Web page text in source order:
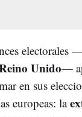
electorales
Unido—
en sus
europeas: la